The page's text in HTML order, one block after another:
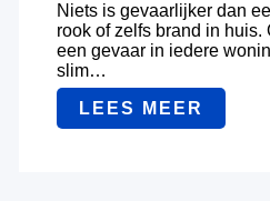
Niets is gevaarlijker dan
rook of zelfs brand in
een gevaar in iedere
slim…
LEES MEER